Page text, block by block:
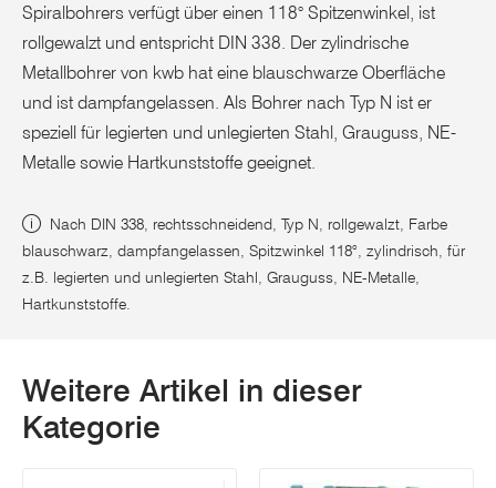
Spiralbohrers verfügt über einen 118° Spitzenwinkel, ist
rollgewalzt und entspricht DIN 338. Der zylindrische
Metallbohrer von kwb hat eine blauschwarze Oberfläche
und ist dampfangelassen. Als Bohrer nach Typ N ist er
speziell für legierten und unlegierten Stahl, Grauguss, NE-
Metalle sowie Hartkunststoffe geeignet.
Nach DIN 338, rechtsschneidend, Typ N, rollgewalzt, Farbe
blauschwarz, dampfangelassen, Spitzwinkel 118°, zylindrisch, für
z.B. legierten und unlegierten Stahl, Grauguss, NE-Metalle,
Hartkunststoffe.
Weitere Artikel in dieser
Kategorie